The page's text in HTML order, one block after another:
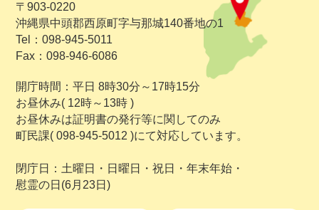
〒903-0220
沖縄県中頭郡西原町字与那城140番地の1
Tel：098-945-5011
Fax：098-946-6086
開庁時間：平日 8時30分～17時15分
お昼休み( 12時～13時 )
お昼休みは証明書の発行等に関してのみ
町民課( 098-945-5012 )にて対応しています。
閉庁日：土曜日・日曜日・祝日・年末年始・
慰霊の日(6月23日)